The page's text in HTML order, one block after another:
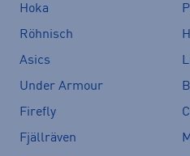
Hoka
Röhnisch
Asics
Under Armour
Firefly
Fjällräven